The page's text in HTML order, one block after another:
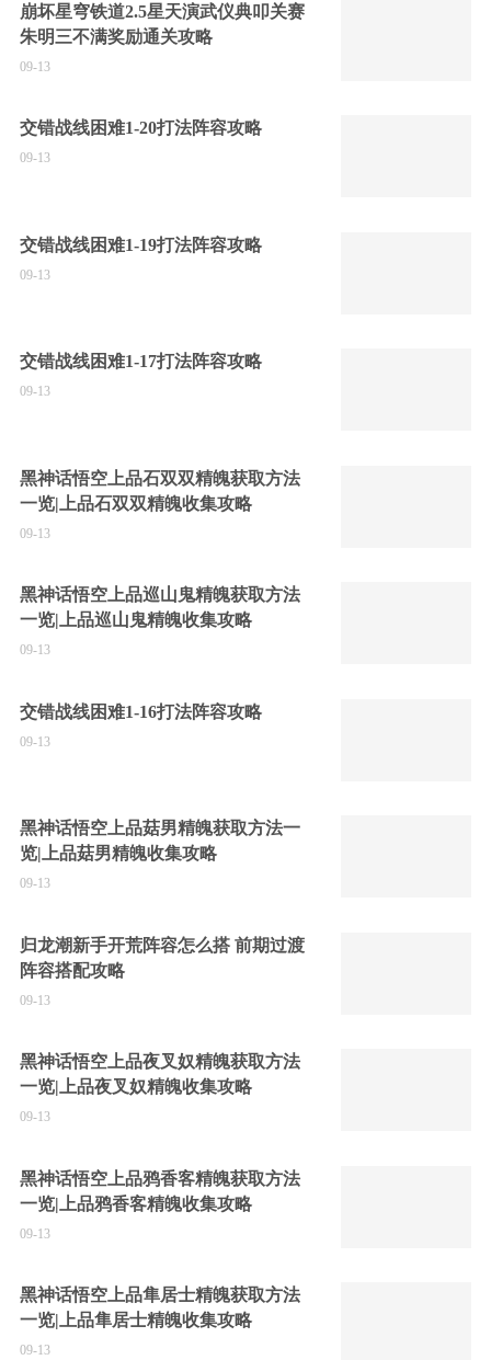
崩坏星穹铁道2.5星天演武仪典叩关赛
朱明三不满奖励通关攻略
09-13
交错战线困难1-20打法阵容攻略
09-13
交错战线困难1-19打法阵容攻略
09-13
交错战线困难1-17打法阵容攻略
09-13
黑神话悟空上品石双双精魄获取方法
一览|上品石双双精魄收集攻略
09-13
黑神话悟空上品巡山鬼精魄获取方法
一览|上品巡山鬼精魄收集攻略
09-13
交错战线困难1-16打法阵容攻略
09-13
黑神话悟空上品菇男精魄获取方法一
览|上品菇男精魄收集攻略
09-13
归龙潮新手开荒阵容怎么搭 前期过渡
阵容搭配攻略
09-13
黑神话悟空上品夜叉奴精魄获取方法
一览|上品夜叉奴精魄收集攻略
09-13
黑神话悟空上品鸦香客精魄获取方法
一览|上品鸦香客精魄收集攻略
09-13
黑神话悟空上品隼居士精魄获取方法
一览|上品隼居士精魄收集攻略
09-13